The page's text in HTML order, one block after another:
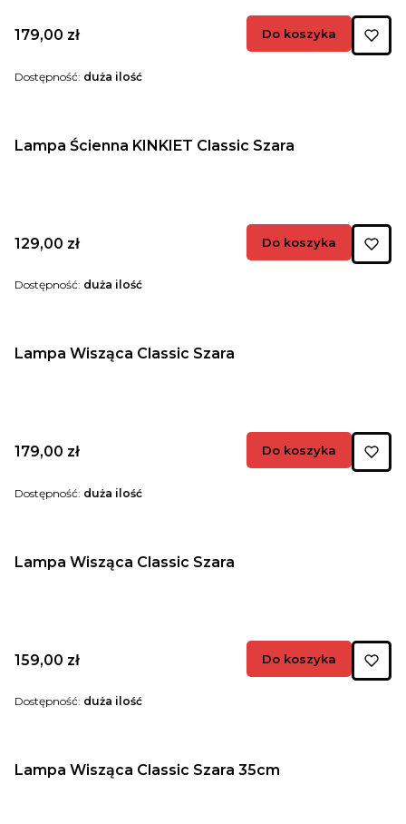
Cena
179,00 zł Do koszyka
Dostępność: duża ilość
Lampa Ścienna KINKIET Classic Szara
Cena
129,00 zł Do koszyka
Dostępność: duża ilość
Lampa Wisząca Classic Szara
Cena
179,00 zł Do koszyka
Dostępność: duża ilość
Lampa Wisząca Classic Szara
Cena
159,00 zł Do koszyka
Dostępność: duża ilość
Lampa Wisząca Classic Szara 35cm